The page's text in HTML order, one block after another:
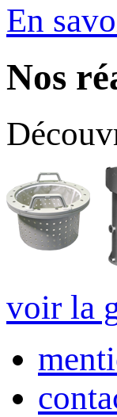
En
Nos
voir la